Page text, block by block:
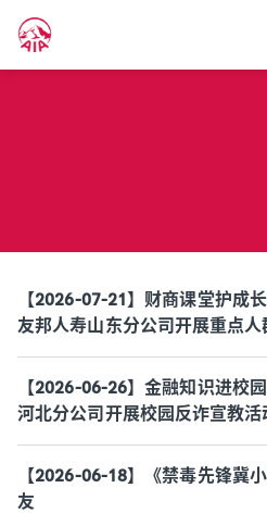
青少年知识课堂
【2026-07-21】财商课堂护
友邦人寿山东分公司开展重点
【2026-06-26】金融知识进
河北分公司开展校园反诈宣教活
【2026-06-18】《禁毒先锋
友